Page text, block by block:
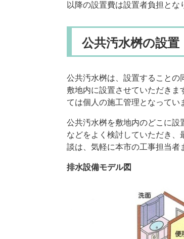
以降の設置費は設置者負担とな
公共汚水桝の設置
公共汚水桝は、設置すること
敷地内に設置させていただき
ては個人の施工管理となってい
公共汚水桝を敷地内のどこに設
などをよく検討していただき
談は、気軽に本市の工事担当者
排水設備モデル図